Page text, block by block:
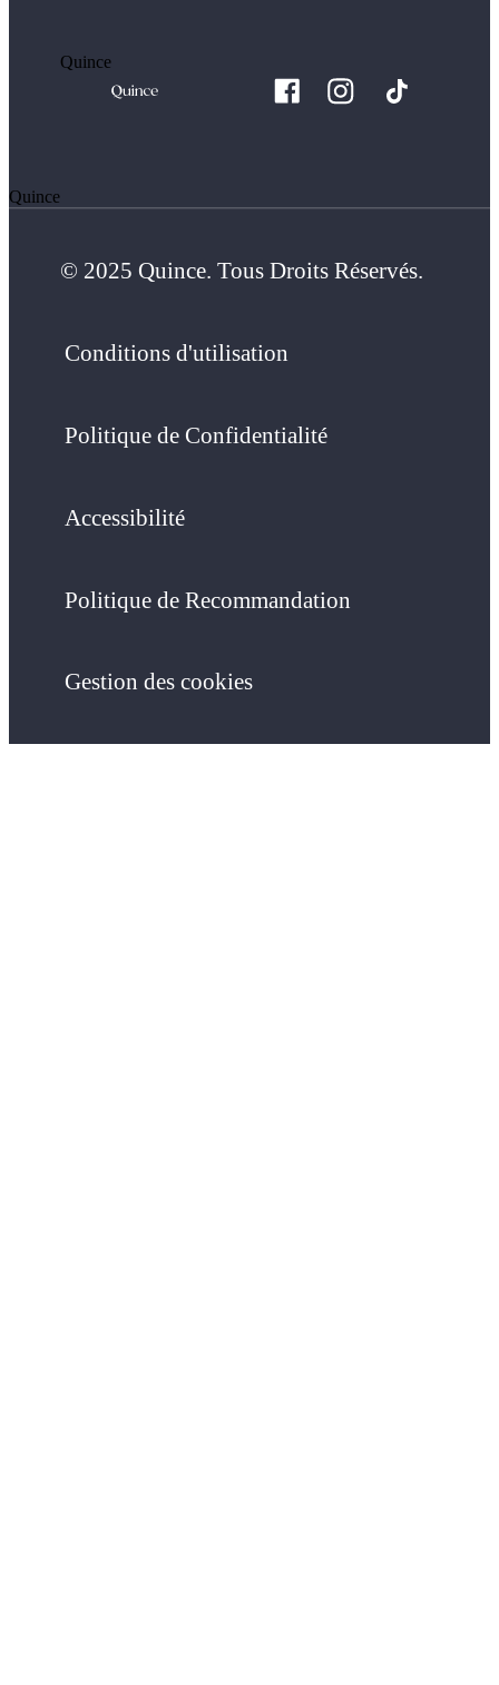
Quince
Quince
© 2025 Quince. Tous Droits Réservés.
Conditions d'utilisation
Politique de Confidentialité
Accessibilité
Politique de Recommandation
Gestion des cookies